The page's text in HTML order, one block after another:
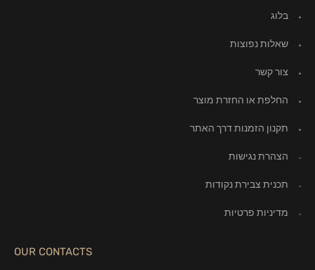
בלוג
שאלות נפוצות
צור קשר
החלפת או החזרת מוצר
תקנון הזמנות דרך האתר
הצהרת נגישות
תכנית צבירת נקודות
מדיניות פרטיות
OUR CONTACTS